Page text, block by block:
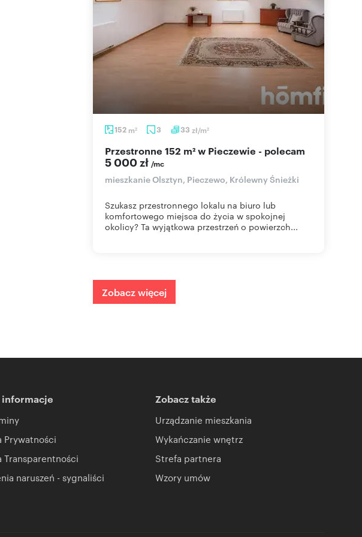
152 m2 3 33 zł/m2
Przestronne 152 m² w Pieczewie - polecam
5 000 zł /mc
mieszkanie Olsztyn, Pieczewo, Królewny Śnieżki
Szukasz przestronnego lokalu na biuro lub
komfortowego miejsca do życia w spokojnej
okolicy? Ta wyjątkowa przestrzeń o powierzch...
Zobacz więcej
informacje
Prywatności
Transparentności
naruszeń - sygnaliści
Zobacz także
Urządzanie mieszkania
Wykańczanie wnętrz
Strefa partnera
Wzory umów